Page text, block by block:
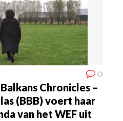
0
Chronicles –
(BBB) voert haar
van het WEF uit